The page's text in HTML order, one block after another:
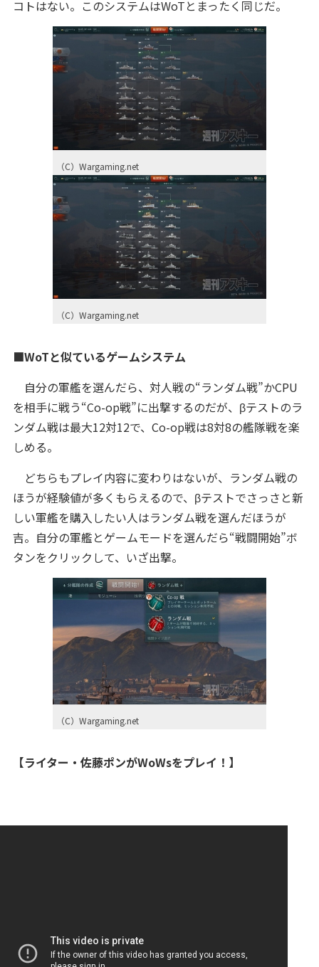
コトはない。このシステムはWoTとまったく同じだ。
（C）Wargaming.net
（C）Wargaming.net
■WoTと似ているゲームシステム
自分の軍艦を選んだら、対人戦の“ランダム戦”かCPU
を相手に戦う“Co-op戦”に出撃するのだが、βテストのラ
ンダム戦は最大12対12で、Co-op戦は8対8の艦隊戦を楽
しめる。
どちらもプレイ内容に変わりはないが、ランダム戦の
ほうが経験値が多くもらえるので、βテストでさっさと新
しい軍艦を購入したい人はランダム戦を選んだほうが
吉。自分の軍艦とゲームモードを選んだら“戦闘開始”ボ
タンをクリックして、いざ出撃。
（C）Wargaming.net
【ライター・佐藤ポンがWoWsをプレイ！】